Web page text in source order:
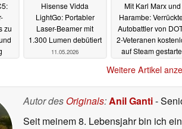
zu
Hisense Vidda
LightGo: Portabler
Laser-Beamer mit
1.300 Lumen debütiert
11.05.2026
Mit Karl Marx und
Harambe:
Autobattler von
2-Veteranen
auf Steam
Weitere Artikel
Autor des Originals:Anil Ganti-
Seit meinem 8. Lebensjahr bin ich